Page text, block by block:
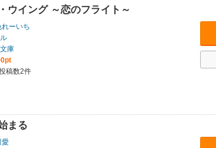
ウイング ～恋のフライト～
れーいち
庫
稿数2件
まる
愛